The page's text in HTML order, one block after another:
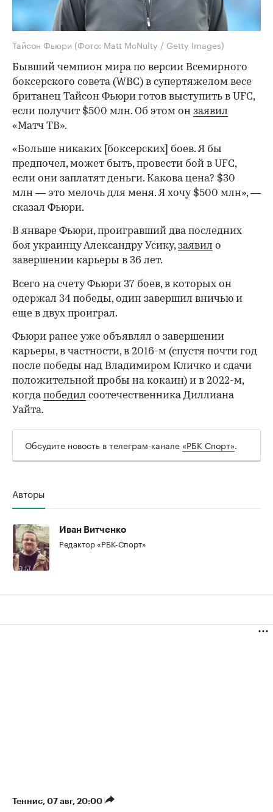
Тайсон Фьюри (Фото: Matt McNulty / Getty Images)
Бывший чемпион мира по версии Всемирного
боксерского совета (WBC) в супертяжелом весе
британец Тайсон Фьюри готов выступить в UFC,
если получит $500 млн. Об этом он заявил
«Матч ТВ».
«Больше никаких [боксерских] боев. Я бы
предпочел, может быть, провести бой в UFC,
если они заплатят деньги. Какова цена? $30
млн — это мелочь для меня. Я хочу $500 млн», —
сказал Фьюри.
В январе Фьюри, проигравший два последних
боя украинцу Александру Усику,заявил о
завершении карьеры в 36 лет.
00:00
Всего на счету Фьюри 37 боев, в которых он
одержал 34 победы, один завершил вничью и
еще в двух проиграл.
Фьюри ранее уже объявлял о завершении
карьеры, в частности, в 2016-м (спустя почти год
после победы над Владимиром Кличко и сдачи
положительной пробы на кокаин) и в 2022-м,
когдапобедил соотечественника Диллиана
Уайта.
Обсудите новость в телеграм-канале «РБК Спорт».
Авторы
Иван Витченко
Редактор «РБК-Спорт»
Теннис⁠, 07 авг, 20:00